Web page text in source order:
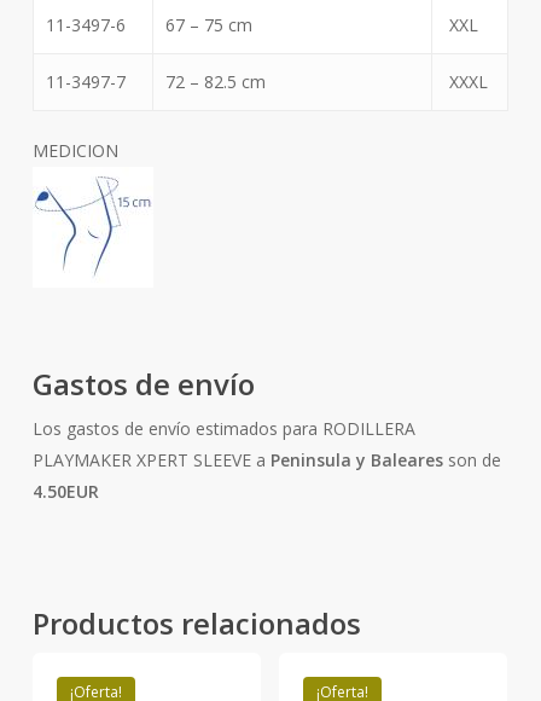
11-3497-6 67 – 75 cm XXL
11-3497-7 72 – 82.5 cm XXXL
MEDICION
Gastos de envío
Los gastos de envío estimados para RODILLERA
PLAYMAKER XPERT SLEEVE a Peninsula y Balearesson de
4.50EUR
Productos relacionados
¡Oferta! ¡Oferta!